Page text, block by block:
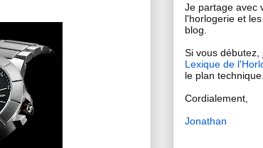
Je partage avec
l'horlogerie et
blog.
Si vous
Lexique de
le plan technique.
Cordialement,
Jonathan